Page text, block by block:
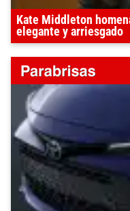
Kate Middleton
elegante y arriesgado